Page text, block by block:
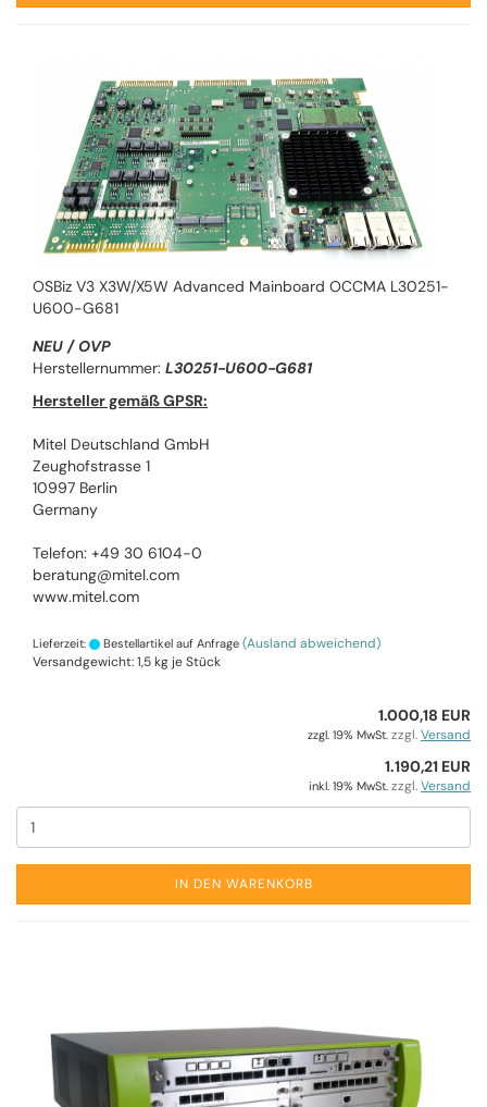
OSBiz V3 X3W/X5W Advanced Mainboard OCCMA L30251-
U600-G681
NEU / OVP
Herstellernummer: L30251-U600-G681
Hersteller gemäß GPSR:
Mitel Deutschland GmbH
Zeughofstrasse 1
10997 Berlin
Germany
Telefon: +49 30 6104-0
beratung@mitel.com
www.mitel.com
Lieferzeit: Bestellartikel auf Anfrage (Ausland abweichend)
Versandgewicht:1,5kg je Stück
1.000,18 EUR
zzgl. 19% MwSt. zzgl.Versand
1.190,21 EUR
inkl. 19% MwSt. zzgl.Versand
IN DEN WARENKORB